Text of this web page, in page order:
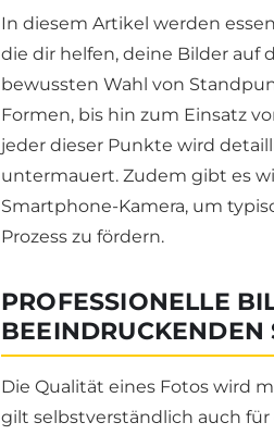
In diesem Artikel werden
die dir helfen, deine Bilder auf
bewussten Wahl von
Formen, bis hin zum Einsatz
jeder dieser Punkte wird
untermauert. Zudem gibt es
Smartphone-Kamera, um
Prozess zu fördern.
PROFESSIONELLE
Die Qualität eines Fotos wird
gilt selbstverständlich auch